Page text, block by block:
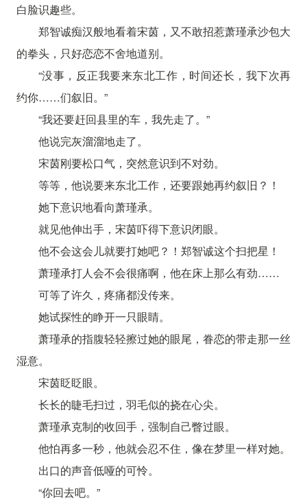
白脸识趣些。
郑智诚痴汉般地看着宋茵，又不敢招惹萧瑾承沙包大
的拳头，只好恋恋不舍地道别。
“没事，反正我要来东北工作，时间还长，我下次再
约你……们叙旧。”
“我还要赶回县里的车，我先走了。”
他说完灰溜溜地走了。
宋茵刚要松口气，突然意识到不对劲。
等等，他说要来东北工作，还要跟她再约叙旧？！
她下意识地看向萧瑾承。
就见他伸出手，宋茵吓得下意识闭眼。
他不会这会儿就要打她吧？！郑智诚这个扫把星！
萧瑾承打人会不会很痛啊，他在床上那么有劲……
可等了许久，疼痛都没传来。
她试探性的睁开一只眼睛。
萧瑾承的指腹轻轻擦过她的眼尾，眷恋的带走那一丝
湿意。
宋茵眨眨眼。
长长的睫毛扫过，羽毛似的挠在心尖。
萧瑾承克制的收回手，强制自己瞥过眼。
他怕再多一秒，他就会忍不住，像在梦里一样对她。
出口的声音低哑的可怜。
“你回去吧。”